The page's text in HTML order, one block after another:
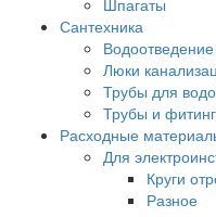
Шпагаты
Сантехника
Водоотведение
Люки
Трубы для
Трубы и
Расходные
Для
Круги
Разное